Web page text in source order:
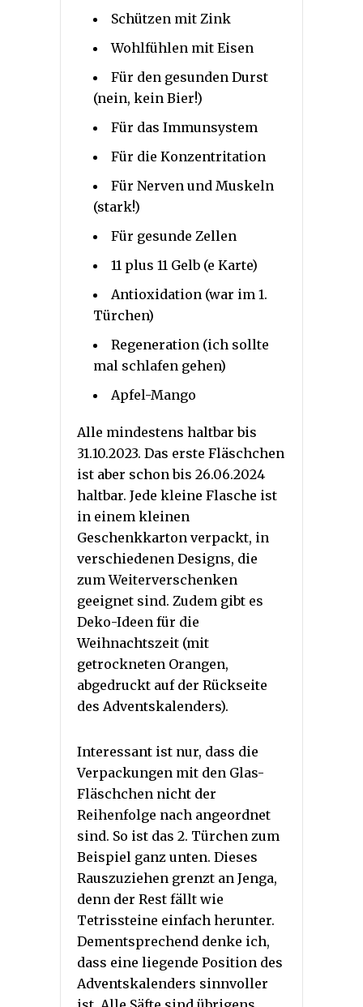
Schützen mit Zink
Wohlfühlen mit Eisen
Für den gesunden Durst
(nein, kein Bier!)
Für das Immunsystem
Für die Konzentritation
Für Nerven und Muskeln
(stark!)
Für gesunde Zellen
11 plus 11 Gelb (e Karte)
Antioxidation (war im 1.
Türchen)
Regeneration (ich sollte
mal schlafen gehen)
Apfel-Mango
Alle mindestens haltbar bis
31.10.2023. Das erste Fläschchen
ist aber schon bis 26.06.2024
haltbar. Jede kleine Flasche ist
in einem kleinen
Geschenkkarton verpackt, in
verschiedenen Designs, die
zum Weiterverschenken
geeignet sind. Zudem gibt es
Deko-Ideen für die
Weihnachtszeit (mit
getrockneten Orangen,
abgedruckt auf der Rückseite
des Adventskalenders).
Interessant ist nur, dass die
Verpackungen mit den Glas-
Fläschchen nicht der
Reihenfolge nach angeordnet
sind. So ist das 2. Türchen zum
Beispiel ganz unten. Dieses
Rauszuziehen grenzt an Jenga,
denn der Rest fällt wie
Tetrissteine einfach herunter.
Dementsprechend denke ich,
dass eine liegende Position des
Adventskalenders sinnvoller